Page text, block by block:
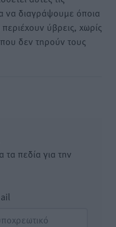
να διαγράψουμε όποια
ύβρεις, χωρίς
δεν τηρούν τους
πεδία για την